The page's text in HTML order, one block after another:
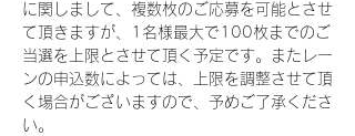
に関しまして、複数枚のご応募を可能とさせ
て頂きますが、1名様最大で100枚までのご
当選を上限とさせて頂く予定です。またレー
ンの申込数によっては、上限を調整させて頂
く場合がございますので、予めご了承くださ
い。